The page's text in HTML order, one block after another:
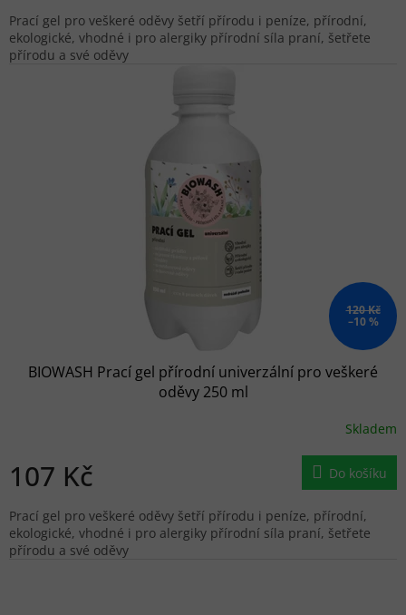
Prací gel pro veškeré oděvy šetří přírodu i peníze, přírodní,
ekologické, vhodné i pro alergiky přírodní síla praní, šetřete
přírodu a své oděvy
120 Kč
–10 %
BIOWASH Prací gel přírodní univerzální pro veškeré
oděvy 250 ml
Skladem
107 Kč Do košíku
Prací gel pro veškeré oděvy šetří přírodu i peníze, přírodní,
ekologické, vhodné i pro alergiky přírodní síla praní, šetřete
přírodu a své oděvy